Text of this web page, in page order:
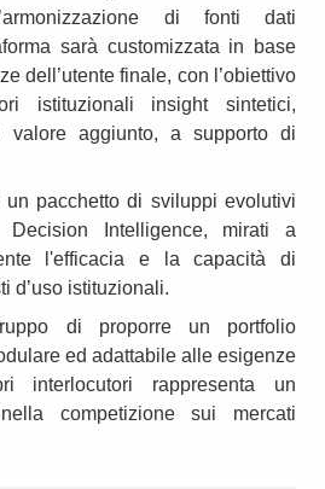
di fonti dati
sarà customizzata in base
dell’utente finale, con l’obiettivo
istituzionali insight sintetici,
aggiunto, a supporto di
pacchetto di sviluppi evolutivi
Intelligence, mirati a
l'efficacia e la capacità di
d’uso istituzionali.
di proporre un portfolio
ed adattabile alle esigenze
interlocutori rappresenta un
competizione sui mercati